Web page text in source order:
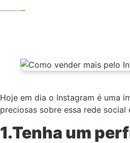
Hoje em dia o Instagram é uma
preciosas sobre essa rede
1.Tenha um